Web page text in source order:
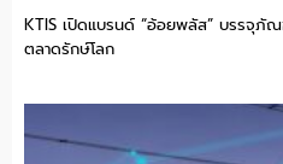
KTIS เปิดแบรนด์ “อ้อยพลัส” บรรจุภั
ตลาดรักษ์โลก